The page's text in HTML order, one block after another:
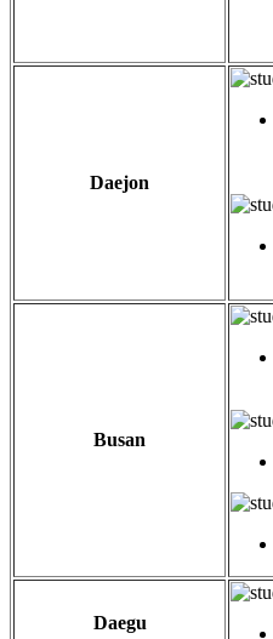
Daejon
Busan
Daegu